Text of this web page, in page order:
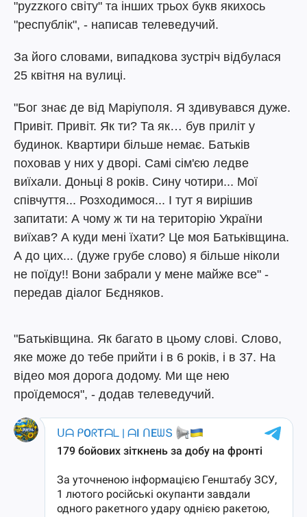
"руzzкого світу" та інших трьох букв якихось
"республік", - написав телеведучий.
За його словами, випадкова зустріч відбулася
25 квітня на вулиці.
"Бог знає де від Маріуполя. Я здивувався дуже.
Привіт. Привіт. Як ти? Та як… був приліт у
будинок. Квартири більше немає. Батьків
поховав у них у дворі. Самі сім'єю ледве
виїхали. Доньці 8 років. Сину чотири... Мої
співчуття... Розходимося... І тут я вирішив
запитати: А чому ж ти на територію України
виїхав? А куди мені їхати? Це моя Батьківщина.
А до цих... (дуже грубе слово) я більше ніколи
не поїду!! Вони забрали у мене майже все" -
передав діалог Бєдняков.
"Батьківщина. Як багато в цьому слові. Слово,
яке може до тебе прийти і в 6 років, і в 37. На
відео моя дорога додому. Ми ще нею
проїдемося", - додав телеведучий.